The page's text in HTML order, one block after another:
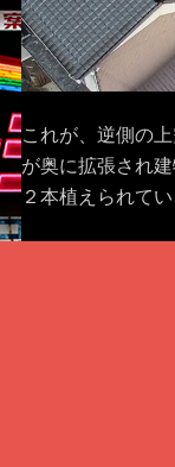
これが、逆側の
が奥に拡張され
２本植えられてい